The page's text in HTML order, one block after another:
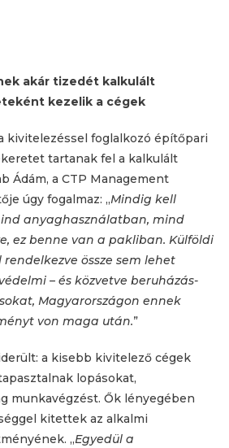
akár tizedét kalkulált
kezelik a cégek
kivitelezéssel foglalkozó építőpari
tartanak fel a kalkulált
Ádám, a CTP Management
úgy fogalmaz: „Mindig kell
anyaghasználatban, mind
ez benne van a pakliban. Külföldi
össze sem lehet
– és közvetve beruházás-
Magyarországon ennek
von maga után.”
a kisebb kivitelező cégek
lopásokat,
munkavégzést. Ők lényegében
kitettek az alkalmi
„Egyedül a